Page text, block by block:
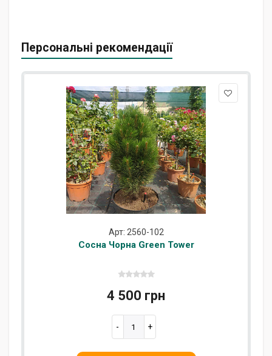
Персональні рекомендації
Арт: 2560-102
Сосна Чорна Green Tower
4 500 грн